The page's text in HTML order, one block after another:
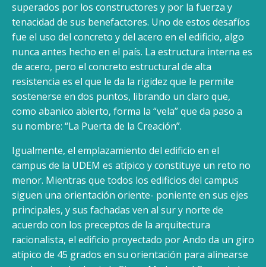
superados por los constructores y por la fuerza y
tenacidad de sus benefactores. Uno de estos desafíos
fue el uso del concreto y del acero en el edificio, algo
nunca antes hecho en el país. La estructura interna es
de acero, pero el concreto estructural de alta
resistencia es el que le da la rigidez que le permite
sostenerse en dos puntos, librando un claro que,
como abanico abierto, forma la “vela” que da paso a
su nombre: “La Puerta de la Creación”.
Igualmente, el emplazamiento del edificio en el
campus de la UDEM es atípico y constituye un reto no
menor. Mientras que todos los edificios del campus
siguen una orientación oriente- poniente en sus ejes
principales, y sus fachadas ven al sur y norte de
acuerdo con los preceptos de la arquitectura
racionalista, el edificio proyectado por Ando da un giro
atípico de 45 grados en su orientación para alinearse